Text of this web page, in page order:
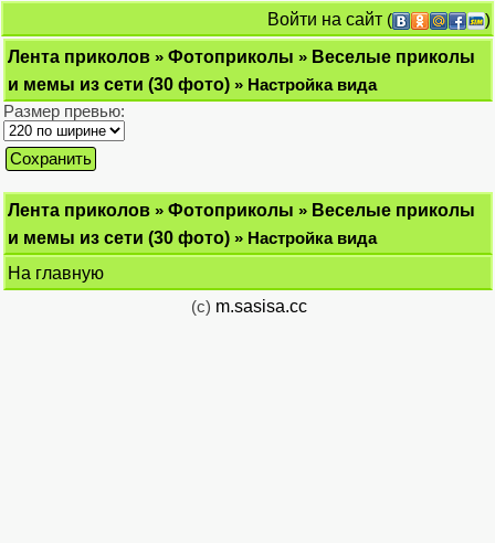
Войти на сайт (
)
Лента приколов » Фотоприколы » Веселые приколы
и мемы из сети (30 фото) » Настройка вида
Размер превью:
Лента приколов » Фотоприколы » Веселые приколы
и мемы из сети (30 фото) » Настройка вида
На главную
(c) m.sasisa.cc